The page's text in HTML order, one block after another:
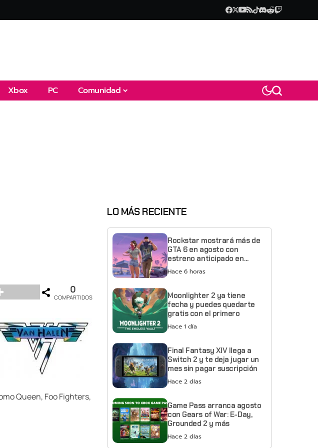
Xbox PC Comunidad
0
COMPARTIDOS
Queen, Foo Fighters,
LO MÁS RECIENTE
Rockstar mostrará más de
GTA 6 en agosto con
estreno anticipado en
Netflix
Hace 6 horas
Moonlighter 2 ya tiene
fecha y puedes quedarte
gratis con el primero
Hace 1 día
Final Fantasy XIV llega a
Switch 2 y te deja jugar un
mes sin pagar suscripción
Hace 2 días
Game Pass arranca agosto
con Gears of War: E-Day,
Grounded 2 y más
Hace 2 días